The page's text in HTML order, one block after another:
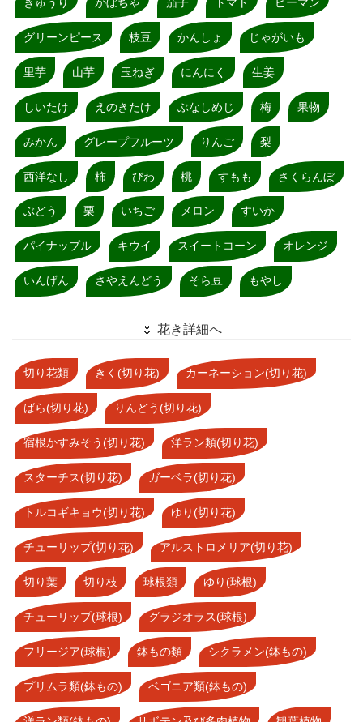
グリーンピース 枝豆 かんしょ じゃがいも
里芋 山芋 玉ねぎ にんにく 生姜
しいたけ えのきたけ ぶなしめじ 梅 果物
みかん グレープフルーツ りんご 梨
西洋なし 柿 びわ 桃 すもも さくらんぼ
ぶどう 栗 いちご メロン すいか
パイナップル キウイ スイートコーン オレンジ
いんげん さやえんどう そら豆 もやし
🌷 花き詳細へ
切り花類 きく(切り花) カーネーション(切り花)
ばら(切り花) りんどう(切り花)
宿根かすみそう(切り花) 洋ラン類(切り花)
スターチス(切り花) ガーベラ(切り花)
トルコギキョウ(切り花) ゆり(切り花)
チューリップ(切り花) アルストロメリア(切り花)
切り葉 切り枝 球根類 ゆり(球根)
チューリップ(球根) グラジオラス(球根)
フリージア(球根) 鉢もの類 シクラメン(鉢もの)
プリムラ類(鉢もの) ベゴニア類(鉢もの)